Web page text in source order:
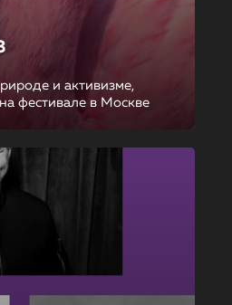
и активизме,
фестивале в Москве